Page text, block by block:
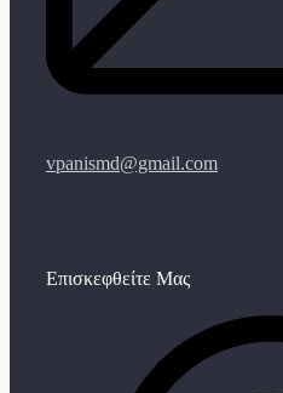
vpanismd@gmail.com
Επισκεφθείτε Μας